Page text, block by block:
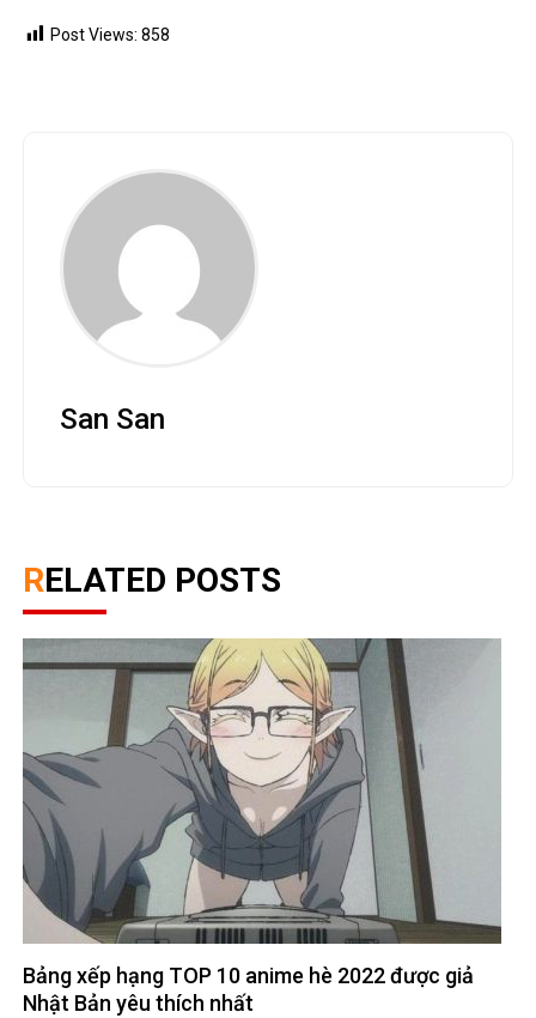
Post Views: 858
San San
RELATED POSTS
Bảng xếp hạng TOP 10 anime hè 2022 được giả
Nhật Bản yêu thích nhất